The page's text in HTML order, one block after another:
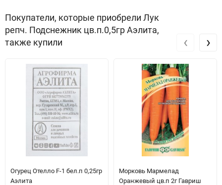
Покупатели, которые приобрели Лук
репч. Подснежник цв.п.0,5гр Аэлита,
также купили
Огурец Отелло F-1 бел.п 0,25гр
Аэлита
Морковь Мармелад
Оранжевый цв.п 2г Гавриш
‹ ›